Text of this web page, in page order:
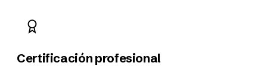
Certificación profesional